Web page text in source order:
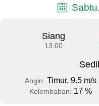
Siang
13:00
Angin: Timur, 9.5 m/s
Kelembaban: 17 %